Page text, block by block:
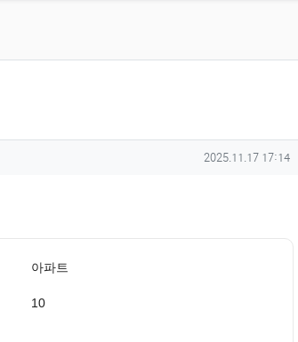
작성일
2025.11.17 17:14
아파트
10